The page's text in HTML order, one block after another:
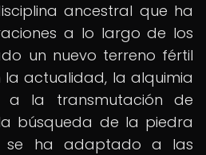
ancestral que ha
a lo largo de los
un nuevo terreno fértil
la actualidad, la alquimia
la transmutación de
búsqueda de la piedra
se ha adaptado a las